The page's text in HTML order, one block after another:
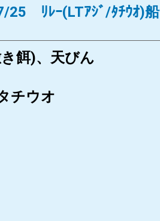
ﾘﾚｰ(LTｱｼﾞ/ﾀﾁｳｵ)船
餌)、天びん
チウオ